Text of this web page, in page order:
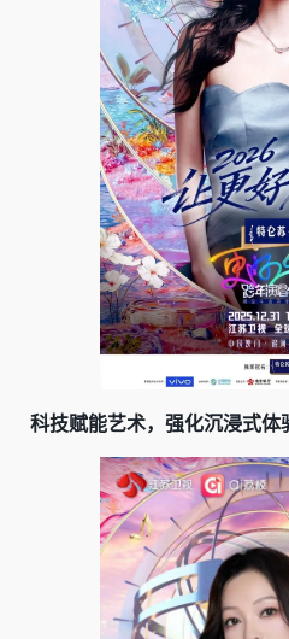
科技赋能艺术，强化沉浸式体